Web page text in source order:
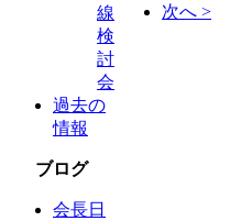
線
検
討
会
過去の
情報
ブログ
会長日
次へ >